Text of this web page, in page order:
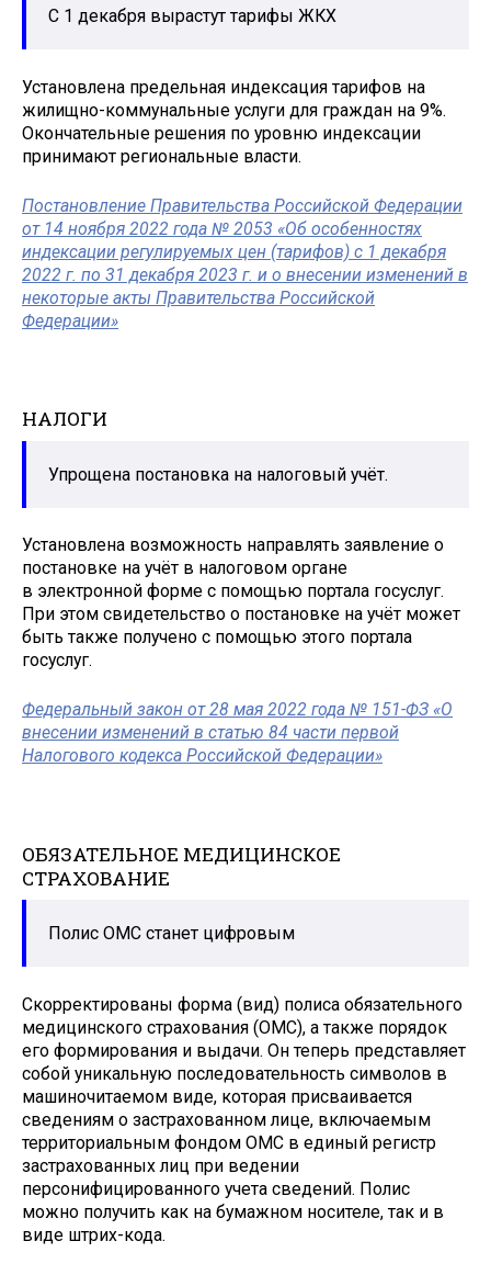
С 1 декабря вырастут тарифы ЖКХ
Установлена предельная индексация тарифов на
жилищно-коммунальные услуги для граждан на 9%.
Окончательные решения по уровню индексации
принимают региональные власти.
Постановление Правительства Российской Федерации
от 14 ноября 2022 года № 2053 «Об особенностях
индексации регулируемых цен (тарифов) с 1 декабря
2022 г. по 31 декабря 2023 г. и о внесении изменений в
некоторые акты Правительства Российской
Федерации»
НАЛОГИ
Упрощена постановка на налоговый учёт.
Установлена возможность направлять заявление о
постановке на учёт в налоговом органе
в электронной форме с помощью портала госуслуг.
При этом свидетельство о постановке на учёт может
быть также получено с помощью этого портала
госуслуг.
Федеральный закон от 28 мая 2022 года № 151-ФЗ «О
внесении изменений в статью 84 части первой
Налогового кодекса Российской Федерации»
ОБЯЗАТЕЛЬНОЕ МЕДИЦИНСКОЕ
СТРАХОВАНИЕ
Полис ОМС станет цифровым
Скорректированы форма (вид) полиса обязательного
медицинского страхования (ОМС), а также порядок
его формирования и выдачи. Он теперь представляет
собой уникальную последовательность символов в
машиночитаемом виде, которая присваивается
сведениям о застрахованном лице, включаемым
территориальным фондом ОМС в единый регистр
застрахованных лиц при ведении
персонифицированного учета сведений. Полис
можно получить как на бумажном носителе, так и в
виде штрих-кода.